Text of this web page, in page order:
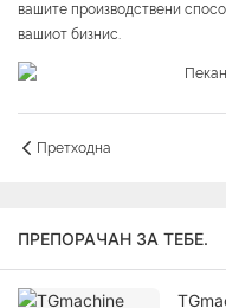
вашите производствени
вашиот бизнис.
Претходна
ПРЕПОРАЧАН ЗА ТЕБЕ.